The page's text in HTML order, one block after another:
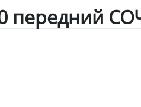
передний